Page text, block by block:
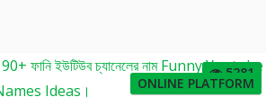
5281
ONLINE PLATFORM